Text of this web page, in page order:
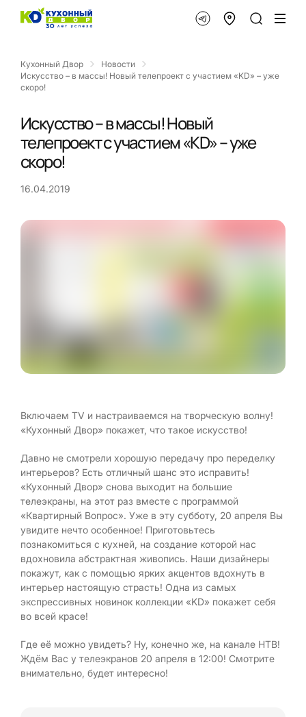
Кухонный Двор
Новости
Искусство – в массы! Новый телепроект с участием «KD» – уже
скоро!
Искусство – в массы! Новый
телепроект с участием «KD» – уже
скоро!
16.04.2019
Включаем TV и настраиваемся на творческую волну!
«Кухонный Двор» покажет, что такое искусство!
Давно не смотрели хорошую передачу про переделку
интерьеров? Есть отличный шанс это исправить!
«Кухонный Двор» снова выходит на большие
телеэкраны, на этот раз вместе с программой
«Квартирный Вопрос». Уже в эту субботу, 20 апреля Вы
увидите нечто особенное! Приготовьтесь
познакомиться с кухней, на создание которой нас
вдохновила абстрактная живопись. Наши дизайнеры
покажут, как с помощью ярких акцентов вдохнуть в
интерьер настоящую страсть! Одна из самых
экспрессивных новинок коллекции «KD» покажет себя
во всей красе!
Где её можно увидеть? Ну, конечно же, на канале НТВ!
Ждём Вас у телеэкранов 20 апреля в 12:00! Смотрите
внимательно, будет интересно!